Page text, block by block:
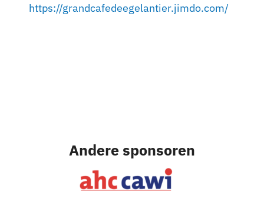
https://grandcafedeegelantier.jimdo.com/
Andere sponsoren